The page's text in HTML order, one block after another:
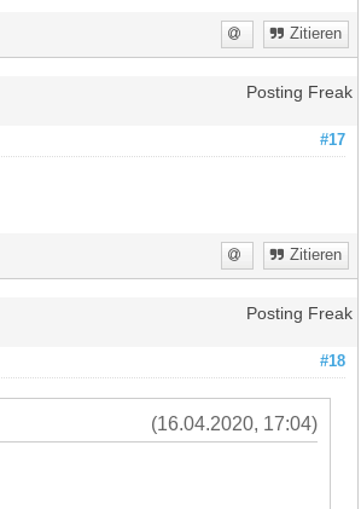
Zitieren
Posting Freak
#17
Zitieren
Posting Freak
#18
(16.04.2020, 17:04)